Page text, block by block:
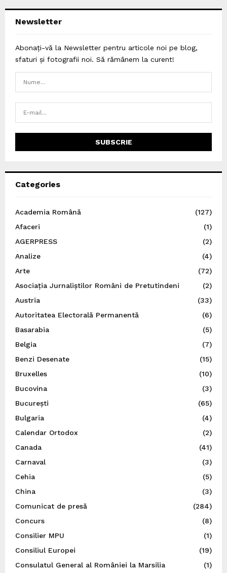
Newsletter
Abonați-vă la Newsletter pentru articole noi pe blog,
sfaturi și fotografii noi. Să rămânem la curent!
Categories
Academia Română
(127)
Afaceri
(1)
AGERPRESS
(2)
Analize
(4)
Arte
(72)
Asociația Jurnaliștilor Români de Pretutindeni
(2)
Austria
(33)
Autoritatea Electorală Permanentă
(6)
Basarabia
(5)
Belgia
(7)
Benzi Desenate
(15)
Bruxelles
(10)
Bucovina
(3)
București
(65)
Bulgaria
(4)
Calendar Ortodox
(2)
Canada
(41)
Carnaval
(3)
Cehia
(5)
China
(3)
Comunicat de presă
(284)
Concurs
(8)
Consilier MPU
(1)
Consiliul Europei
(19)
Consulatul General al României la Marsilia
(1)